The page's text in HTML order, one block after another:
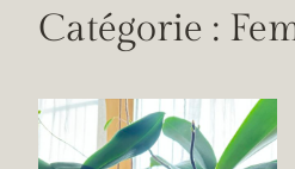
Catégorie :